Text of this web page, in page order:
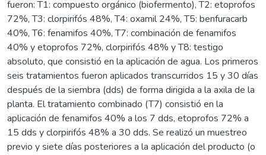
fueron: T1: compuesto orgánico (biofermento), T2: etoprofos
72%, T3: clorpirifós 48%, T4: oxamil 24%, T5: benfuracarb
40%, T6: fenamifos 40%, T7: combinación de fenamifos
40% y etoprofos 72%, clorpirifós 48% y T8: testigo
absoluto, que consistió en la aplicación de agua. Los primeros
seis tratamientos fueron aplicados transcurridos 15 y 30 días
después de la siembra (dds) de forma dirigida a la axila de la
planta. El tratamiento combinado (T7) consistió en la
aplicación de fenamifos 40% a los 7 dds, etoprofos 72% a
15 dds y clorpirifós 48% a 30 dds. Se realizó un muestreo
previo y siete días posteriores a la aplicación del producto (o